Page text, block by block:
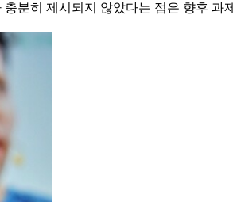
분히 제시되지 않았다는 점은 향후 과